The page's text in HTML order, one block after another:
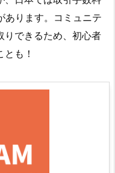
あります。コミュニテ
りできるため、初心者
も！